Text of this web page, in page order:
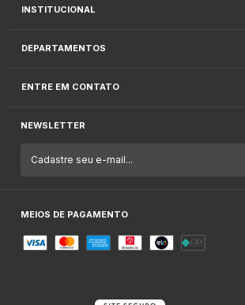
INSTITUCIONAL
DEPARTAMENTOS
ENTRE EM CONTATO
NEWSLETTER
MEIOS DE PAGAMENTO